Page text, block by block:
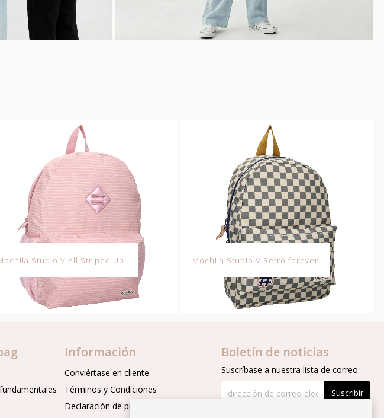
Studio V All Striped Up! Mochila Studio V Retro forever
Información
Conviértase en cliente
Términos y Condiciones
Declaración de privacidad
Boletín de noticias
Suscríbase a nuestra lista de correo
Suscribir